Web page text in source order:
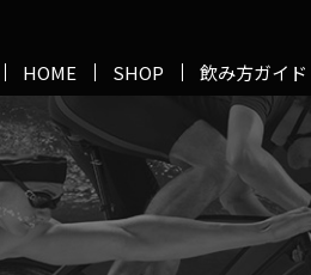
HOME SHOP 飲み方ガイド